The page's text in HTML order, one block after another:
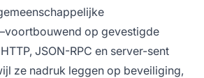
op gevestigde
JSON-RPC en server-sent
ze nadruk leggen op beveiliging,